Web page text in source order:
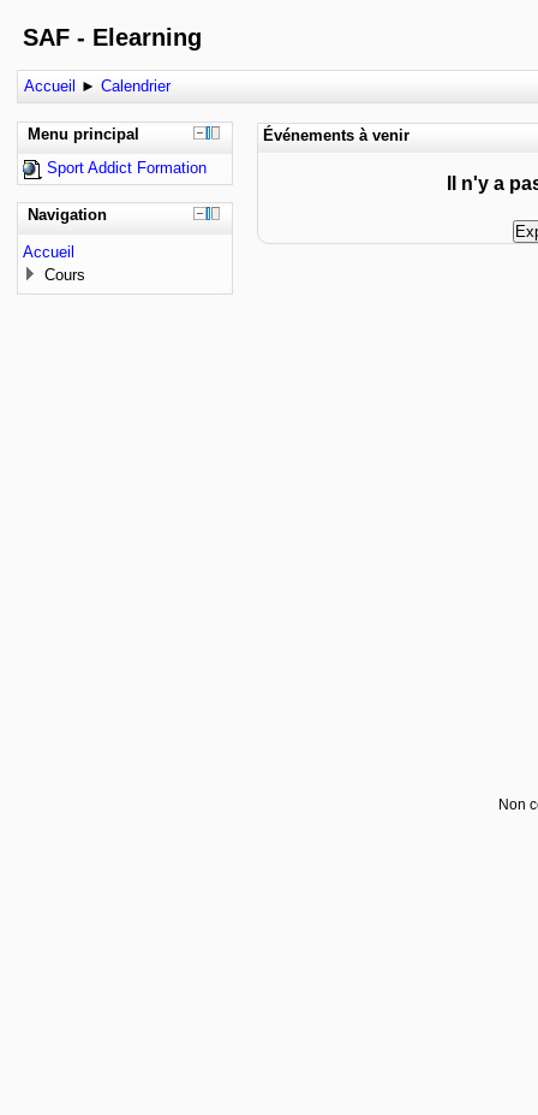
SAF - Elearning
Accueil ► Calendrier
Événements à venir
Il n'y a
Menu principal
Sport Addict Formation
Navigation
Accueil
Cours
Non